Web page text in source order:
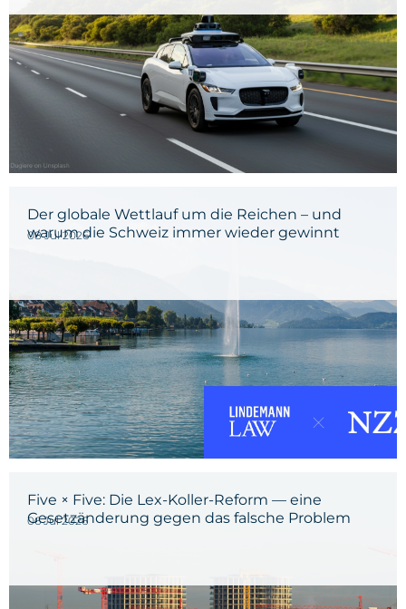
Der globale Wettlauf um die Reichen – und
warum die Schweiz immer wieder gewinnt
08 Jul 2026
Five × Five: Die Lex-Koller-Reform — eine
Gesetzänderung gegen das falsche Problem
06 Jul 2026